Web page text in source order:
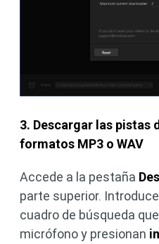
3. Descargar las pistas
formatos MP3 o WAV
Accede a la pestaña
parte superior.
cuadro de búsqueda
micrófono y presionan